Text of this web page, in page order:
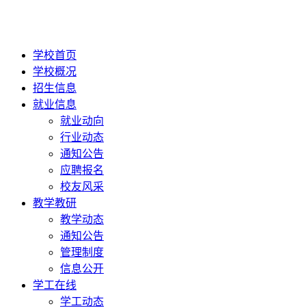
学校首页
学校概况
招生信息
就业信息
就业动向
行业动态
通知公告
应聘报名
校友风采
教学教研
教学动态
通知公告
管理制度
信息公开
学工在线
学工动态